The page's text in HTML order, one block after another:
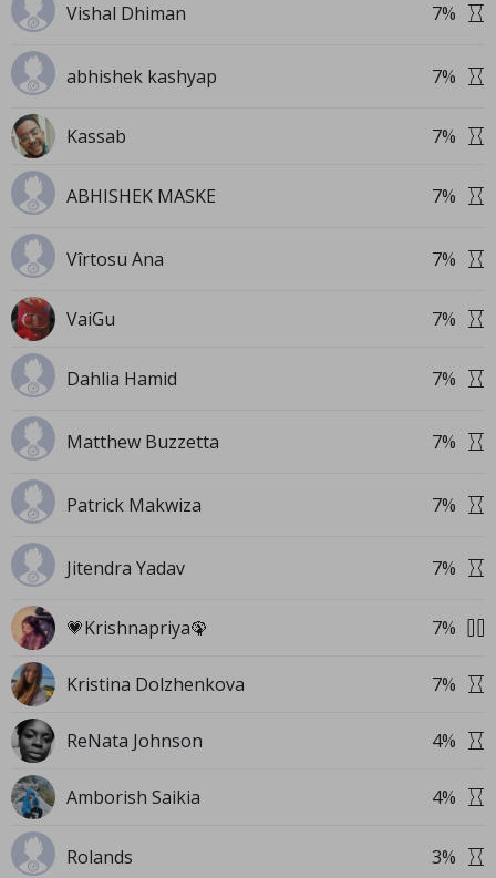
Vishal Dhiman 7%
abhishek kashyap 7%
Kassab 7%
ABHISHEK MASKE 7%
Vîrtosu Ana 7%
VaiGu 7%
Dahlia Hamid 7%
Matthew Buzzetta 7%
Patrick Makwiza 7%
Jitendra Yadav 7%
💗Krishnapriya🦚 7%
Kristina Dolzhenkova 7%
ReNata Johnson 4%
Amborish Saikia 4%
Rolands 3%